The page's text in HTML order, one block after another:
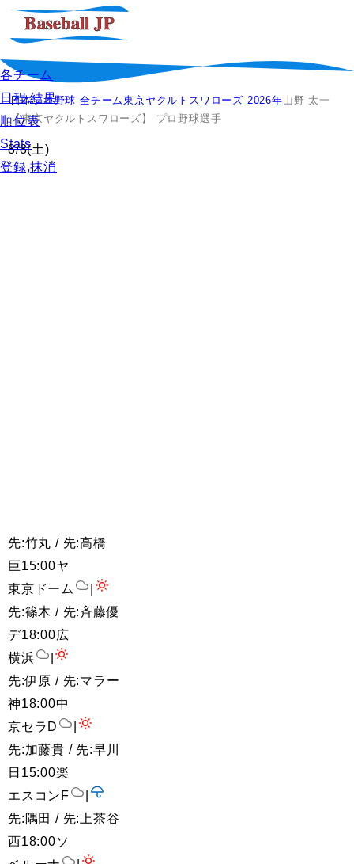
各チーム
日程,結果
順位表
Stats
登録,抹消
日本プロ野球 全チーム東京ヤクルトスワローズ 2026年山野 太一
【東京ヤクルトスワローズ】 プロ野球選手
8/8(土)
先:竹丸 / 先:高橋
巨15:00ヤ
東京ドーム
先:篠木 / 先:斉藤優
デ18:00広
横浜
先:伊原 / 先:マラー
神18:00中
京セラD
先:加藤貴 / 先:早川
日 15:00楽
エスコンF
先:隅田 / 先:上茶谷
西18:00ソ